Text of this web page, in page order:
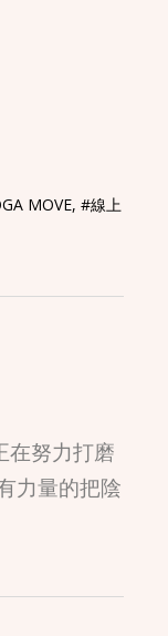
MOVE,#線上
在努力打磨
力量的把陰